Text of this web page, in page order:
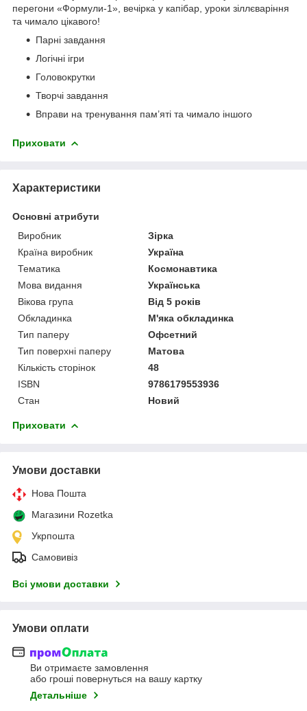
перегони «Формули-1», вечірка у капібар, уроки зіллєваріння
та чимало цікавого!
Парні завдання
Логічні ігри
Головокрутки
Творчі завдання
Вправи на тренування пам’яті та чимало іншого
Приховати
Характеристики
Основні атрибути
Виробник
Зірка
Країна виробник
Україна
Тематика
Космонавтика
Мова видання
Українська
Вікова група
Від 5 років
Обкладинка
М'яка обкладинка
Тип паперу
Офсетний
Тип поверхні паперу
Матова
Кількість сторінок
48
ISBN
9786179553936
Стан
Новий
Приховати
Умови доставки
Нова Пошта
Магазини Rozetka
Укрпошта
Самовивіз
Всі умови доставки
Умови оплати
Ви отримаєте замовлення
або гроші повернуться на вашу картку
Детальніше